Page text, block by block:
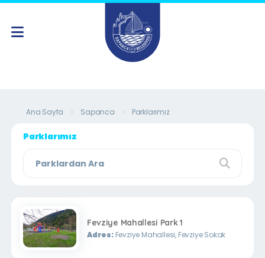
Ana Sayfa Sapanca Parklarımız
Parklarımız
Fevziye Mahallesi Park 1
Adres:Fevziye Mahallesi, Fevziye Sokak